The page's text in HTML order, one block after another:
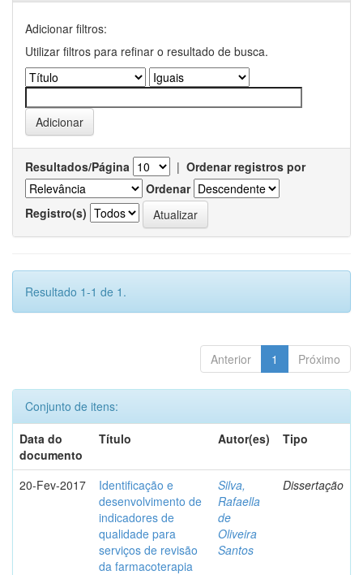
Adicionar filtros:
Utilizar filtros para refinar o resultado de busca.
Resultados/Página | Ordenar registros por
Ordenar
Registro(s)
Resultado 1-1 de 1.
Anterior 1 Próximo
Conjunto de itens:
Data do
documento
Título Autor(es) Tipo
20-Fev-2017
Identificação e
desenvolvimento de
indicadores de
qualidade para
serviços de revisão
da farmacoterapia
Silva,
Rafaella
de
Oliveira
Santos
Dissertação